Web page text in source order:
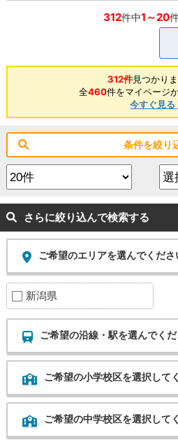
外部収納も可能なサンルーム ・Ｌ字型の
にもトイレがあるので忙しい朝も安心
312件中1～20
312件見つかりま
全460件をマイページ
今すぐ見る
条件を絞り
さらに絞り込んで検索する
ご希望のエリアを選んでくださ
新潟県
ご希望の沿線・駅を選んでく
ご希望の小学校区を選択して
ご希望の中学校区を選択して